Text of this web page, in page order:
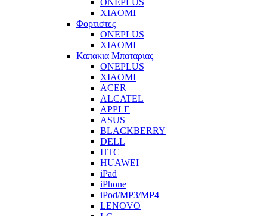
ONEPLUS
XIAOMI
Φορτιστες
ONEPLUS
XIAOMI
Καπακια Μπαταριας
ONEPLUS
XIAOMI
ACER
ALCATEL
APPLE
ASUS
BLACKBERRY
DELL
HTC
HUAWEI
iPad
iPhone
iPod/MP3/MP4
LENOVO